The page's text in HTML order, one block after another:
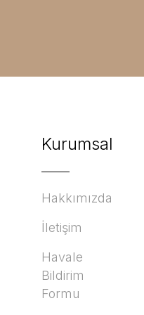
Kurumsal
Hakkımızda
İletişim
Havale
Bildirim
Formu